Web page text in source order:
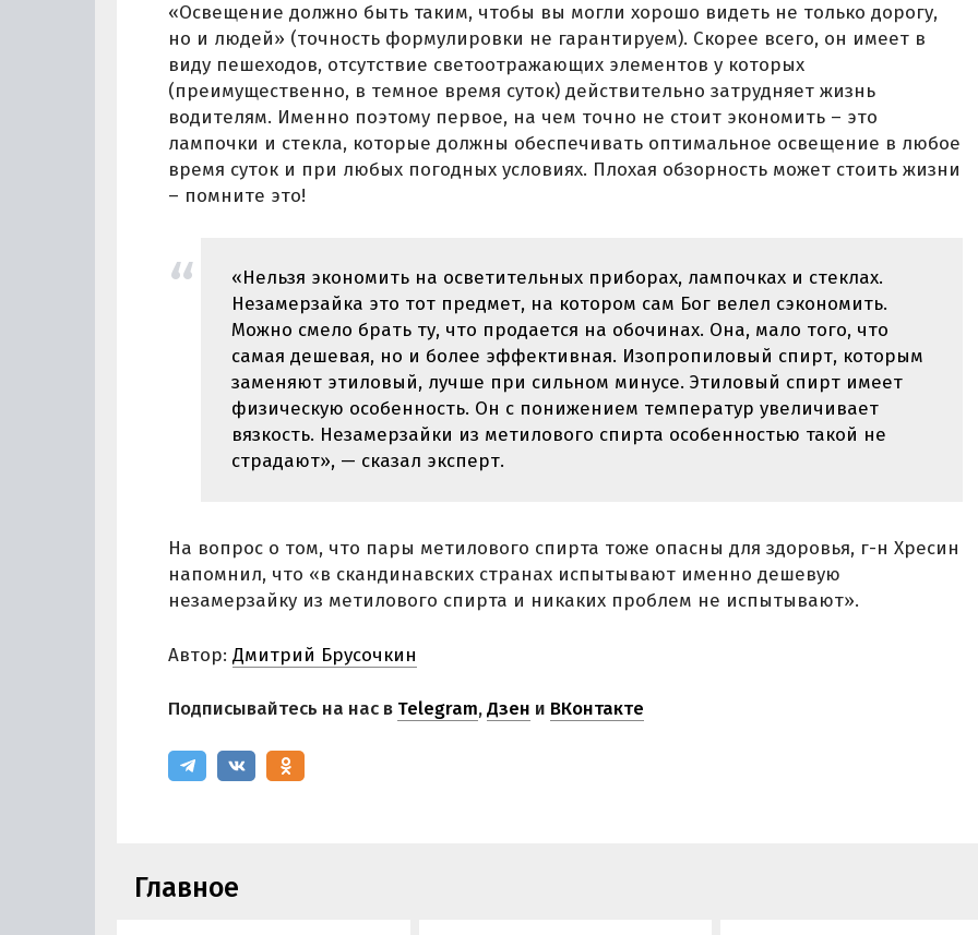
«Освещение должно быть таким, чтобы вы могли хорошо видеть не только дорогу,
но и людей» (точность формулировки не гарантируем). Скорее всего, он имеет в
виду пешеходов, отсутствие светоотражающих элементов у которых
(преимущественно, в темное время суток) действительно затрудняет жизнь
водителям. Именно поэтому первое, на чем точно не стоит экономить – это
лампочки и стекла, которые должны обеспечивать оптимальное освещение в любое
время суток и при любых погодных условиях. Плохая обзорность может стоить жизни
– помните это!
«Нельзя экономить на осветительных приборах, лампочках и стеклах.
Незамерзайка это тот предмет, на котором сам Бог велел сэкономить.
Можно смело брать ту, что продается на обочинах. Она, мало того, что
самая дешевая, но и более эффективная. Изопропиловый спирт, которым
заменяют этиловый, лучше при сильном минусе. Этиловый спирт имеет
физическую особенность. Он с понижением температур увеличивает
вязкость. Незамерзайки из метилового спирта особенностью такой не
страдают», — сказал эксперт.
На вопрос о том, что пары метилового спирта тоже опасны для здоровья, г-н Хресин
напомнил, что «в скандинавских странах испытывают именно дешевую
незамерзайку из метилового спирта и никаких проблем не испытывают».
Автор: Дмитрий Брусочкин
Подписывайтесь на нас в Telegram,Дзен и ВКонтакте
Главное